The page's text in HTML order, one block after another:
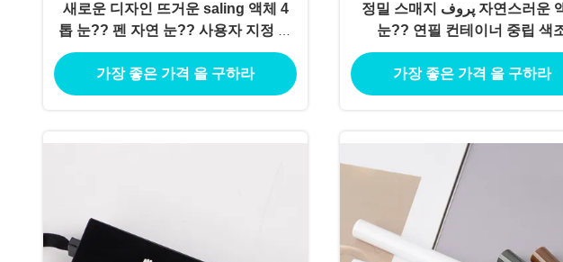
새로운 디자인 뜨거운 saling 액체 4
톱 눈?? 펜 자연 눈?? 사용자 지정 개
인 로고 빈 액체 눈?? 펜 tu
가장 좋은 가격 을 구하라
정밀 스매지 پروف 자연스러운 액체
눈?? 연필 컨테이너 중립 색
가장 좋은 가격 을 구하라